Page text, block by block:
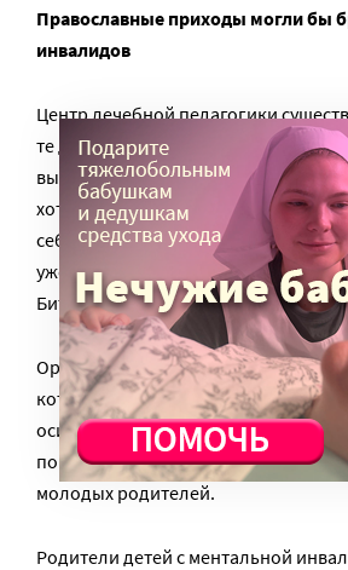
Православные приходы могли бы
инвалидов
Центр лечебной педагогики
те дети, которые посещали его в
выросли. Их родители стали
хотели бы создать организацию,
себя функции опекуна их детей,
уже не смогут заботиться о них,
Битова.
Организация мыслится как
которое будет поддерживать
осиротевших инвалидов. А в
помощь будет оказана взрослым
молодых родителей.
Родители детей с ментальной